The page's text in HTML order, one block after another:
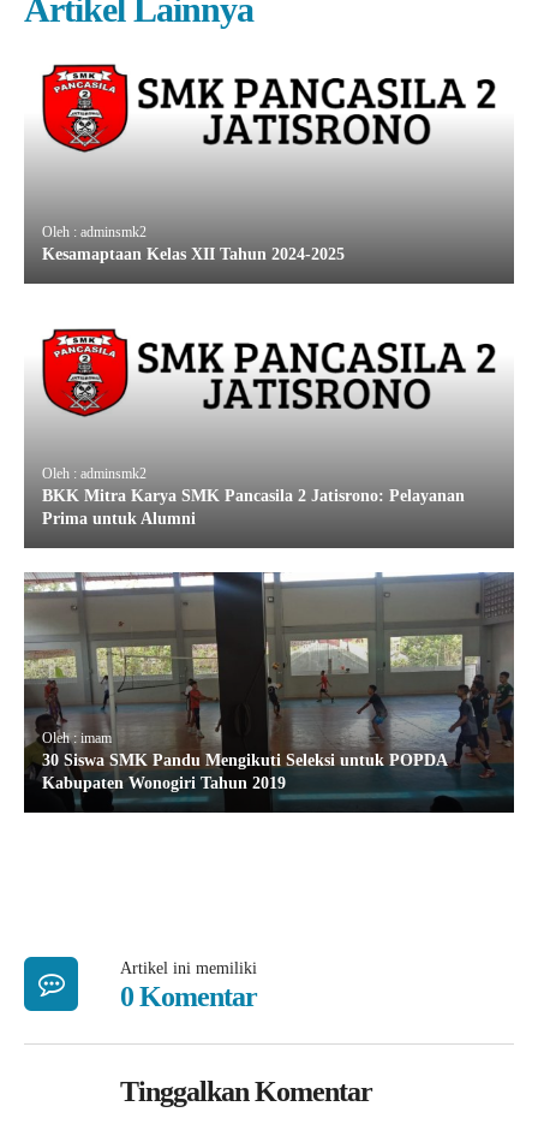
Artikel Lainnya
Oleh : adminsmk2
Kesamaptaan Kelas XII Tahun 2024-2025
Oleh : adminsmk2
BKK Mitra Karya SMK Pancasila 2 Jatisrono: Pelayanan
Prima untuk Alumni
Oleh : imam
30 Siswa SMK Pandu Mengikuti Seleksi untuk POPDA
Kabupaten Wonogiri Tahun 2019
Artikel ini memiliki
0 Komentar
Tinggalkan Komentar